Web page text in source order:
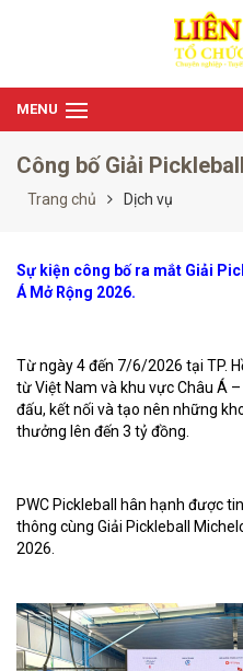
MENU
Công bố Giải
Trang chủ Dịch vụ
Sự kiện công bố ra mắt Giải
Á Mở Rộng 2026.
Từ ngày 4 đến 7/6/2026 tại TP.
từ Việt Nam và khu vực Châu Á
đấu, kết nối và tạo nên những
thưởng lên đến 3 tỷ đồng.
PWC Pickleball hân hạnh được
thông cùng Giải Pickleball
2026.